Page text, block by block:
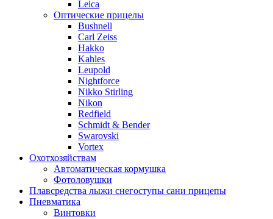
Leica
Оптические прицелы
Bushnell
Carl Zeiss
Hakko
Kahles
Leupold
Nightforce
Nikko Stirling
Nikon
Redfield
Schmidt & Bender
Swarovski
Vortex
Охотхозяйствам
Автоматическая кормушка
Фотоловушки
Плавсредства лыжи снегоступы сани прицепы
Пневматика
Винтовки